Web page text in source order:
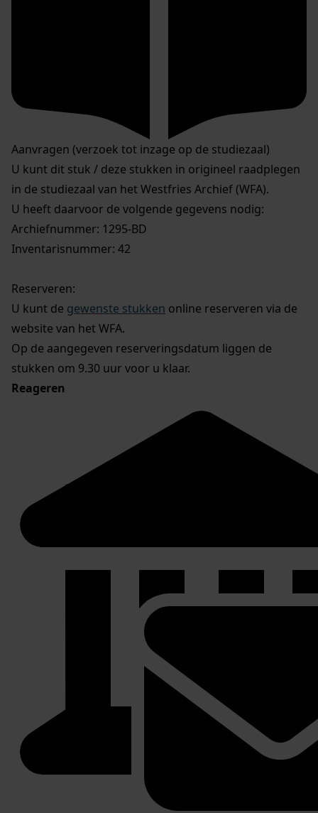
Aanvragen (verzoek tot inzage op de studiezaal)
U kunt dit stuk / deze stukken in origineel raadplegen
in de studiezaal van het Westfries Archief (WFA).
U heeft daarvoor de volgende gegevens nodig:
Archiefnummer: 1295-BD
Inventarisnummer: 42
Reserveren:
U kunt de gewenste stukken online reserveren via de
website van het WFA.
Op de aangegeven reserveringsdatum liggen de
stukken om 9.30 uur voor u klaar.
Reageren